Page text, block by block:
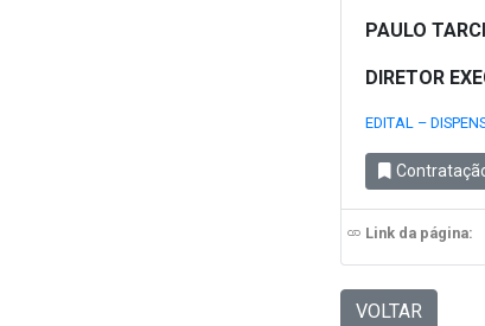
PAULO
DIRETOR
EDITAL –
Link da página:
VOLTAR